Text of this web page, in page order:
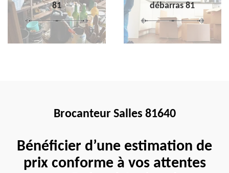
81
débarras 81
Brocanteur Salles 81640
Bénéficier d’une estimation de
prix conforme à vos attentes